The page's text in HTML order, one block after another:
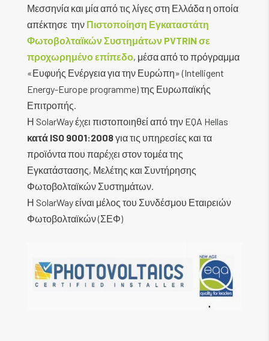
Κάθε έργο είναι για εμάς ιδιαίτερο και απαιτεί
όχι μόνο ιδιαίτερο σχεδιασμό, αλλά και
επιλογή του κατάλληλου εξοπλισμού, που
περιλαμβάνει: φωτοβολταϊκά πάνελ,
αντιστροφείς, βάσεις στήριξης,
ηλεκτρολογικό εξοπλισμό (καλωδιώσεις,
αντικεραυνική προστασία, προστασία από
υπερτάσεις κλπ).
Όλα τα έργα μας, παραδίδονται εμπρόθεσμα
βάσει του συμφωνηθέντος
χρονοδιαγράμματος. Κάθε έργο υλοποιείται
ακολουθώντας μεθοδολογίες Διαχείρισης
Έργου (Project Management) , ώστε να
εξασφαλίσουμε την έγκαιρη και ποιοτικά άρτια
ολοκλήρωση του έργου.
Μεσσηνία και μία από τις λίγες στη Ελλάδα η οποία
απέκτησε την Πιστοποίηση Εγκαταστάτη
Φωτοβολταϊκών Συστημάτων PVTRIN σε
προχωρημένο επίπεδο, μέσα από το πρόγραμμα
«Ευφυής Ενέργεια για την Ευρώπη» (Intelligent
Energy-Europe programme) της Ευρωπαϊκής
Επιτροπής.
Η SolarWay έχει πιστοποιηθεί από την EQA Hellas
κατά ISO 9001:2008για τις υπηρεσίες και τα
προϊόντα που παρέχει στον τομέα της
Εγκατάστασης, Μελέτης και Συντήρησης
Φωτοβολταϊκών Συστημάτων.
Η SolarWay είναι μέλος του Συνδέσμου Εταιρειών
Φωτοβολταϊκών (ΣΕΦ)